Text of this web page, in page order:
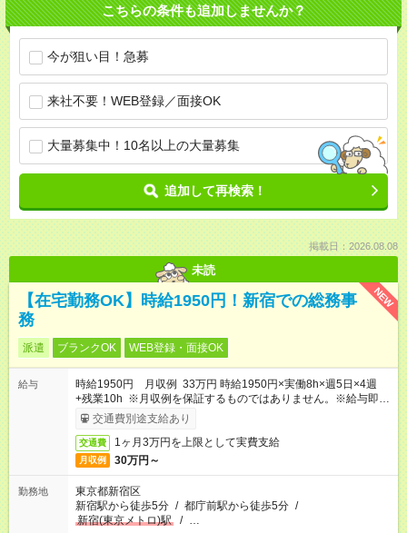
こちらの条件も追加しませんか？
今が狙い目！急募
来社不要！WEB登録／面接OK
大量募集中！10名以上の大量募集
追加して再検索！
掲載日：2026.08.08
未読
NEW
【在宅勤務OK】時給1950円！新宿での総務事
務
派遣 ブランクOK WEB登録・面接OK
給与
時給1950円 月収例 33万円 時給1950円×実働8h×週5日×4週
+残業10h ※月収例を保証するものではありません。※給与即受
取りサービス利用可（利用条件有）
交通費別途支給あり
交通費 1ヶ月3万円を上限として実費支給
月収例 30万円～
勤務地
東京都新宿区
新宿駅から徒歩5分 / 都庁前駅から徒歩5分 /
新宿(東京メトロ)駅
/ …